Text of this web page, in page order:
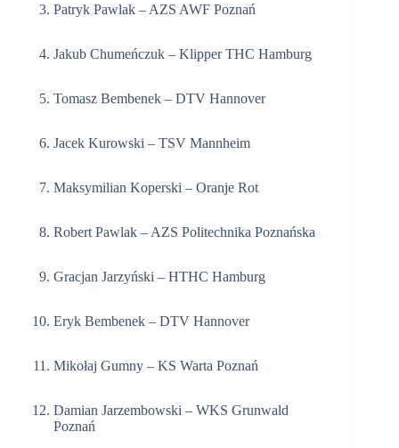
Patryk Pawlak – AZS AWF Poznań
Jakub Chumeńczuk – Klipper THC Hamburg
Tomasz Bembenek – DTV Hannover
Jacek Kurowski – TSV Mannheim
Maksymilian Koperski – Oranje Rot
Robert Pawlak – AZS Politechnika Poznańska
Gracjan Jarzyński – HTHC Hamburg
Eryk Bembenek – DTV Hannover
Mikołaj Gumny – KS Warta Poznań
Damian Jarzembowski – WKS Grunwald
Poznań